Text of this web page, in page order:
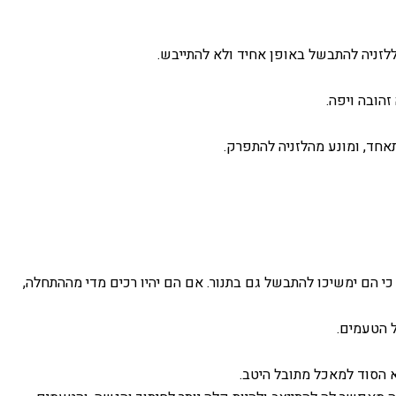
להתבשל באופן אחיד ולא להתייבש.
ימשיכו להתבשל גם בתנור. אם הם יהיו רכים מדי מההתחלה,
הטעמים.
הסוד למאכל מתובל היטב.